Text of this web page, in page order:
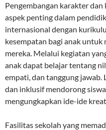
Pengembangan karakter
aspek penting dalam
internasional dengan
kesempatan bagi anak
mereka. Melalui kegiatan
anak dapat belajar tentang
empati, dan tanggung
dan inklusif mendorong
mengungkapkan ide-ide
Fasilitas sekolah yang